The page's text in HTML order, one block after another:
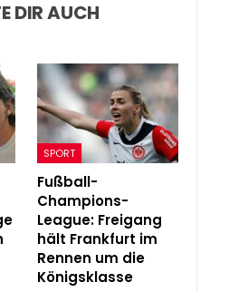
DIR AUCH
SPORT
Fußball-
Champions-
League: Freigang
hält Frankfurt im
Rennen um die
Königsklasse